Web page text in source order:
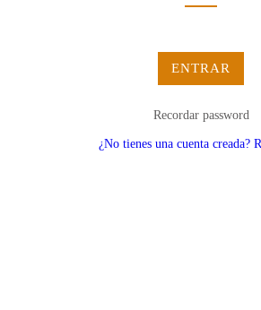
ENTRAR
Recordar password
¿No tienes una cuenta creada?